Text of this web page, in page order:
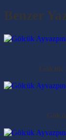
Benzer
Gölcük